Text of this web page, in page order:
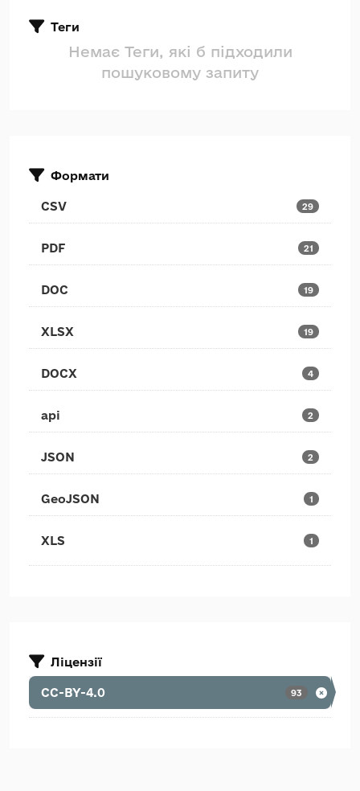
Теги
Немає Теги, які б підходили
пошуковому запиту
Формати
CSV 29
PDF 21
DOC 19
XLSX 19
DOCX 4
api 2
JSON 2
GeoJSON 1
XLS 1
Ліцензії
CC-BY-4.0 93